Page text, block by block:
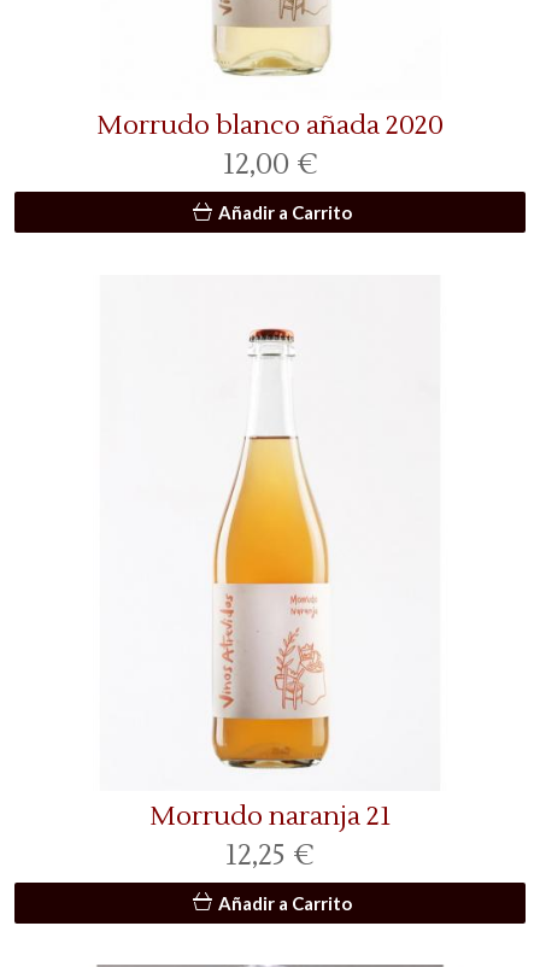
Morrudo blanco añada 2020
12,00 €
Añadir a Carrito
Morrudo naranja 21
12,25 €
Añadir a Carrito